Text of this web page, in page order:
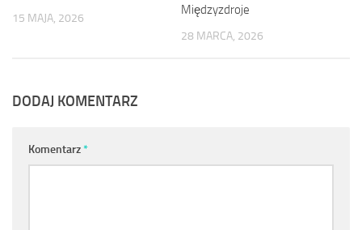
15 MAJA, 2026
Międzyzdroje
28 MARCA, 2026
DODAJ KOMENTARZ
Komentarz*